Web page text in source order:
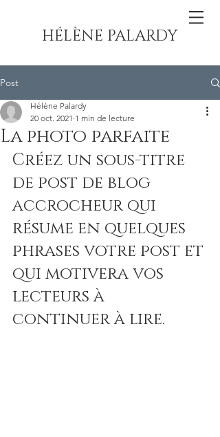
HÉLÈNE PALARDY
Post
La photo parfaite
Hélène Palardy
20 oct. 2021 1 min de lecture
Créez un sous-titre
de post de blog
accrocheur qui
résume en quelques
phrases votre post et
qui motivera vos
lecteurs à
continuer à lire.